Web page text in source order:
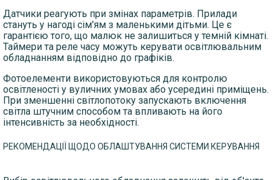
Датчики реагують при змінах параметрів. Прилади
стануть у нагоді сім'ям з маленькими дітьми. Це є
гарантією того, що малюк не залишиться у темній кімнаті.
Таймери та реле часу можуть керувати освітлювальним
обладнанням відповідно до графіків.
Фотоелементи використовуються для контролю
освітленості у вуличних умовах або усередині приміщень.
При зменшенні світлопотоку запускають включення
світла штучним способом та впливають на його
інтенсивність за необхідності.
РЕКОМЕНДАЦІЇ ЩОДО ОБЛАШТУВАННЯ СИСТЕМИ КЕРУВАННЯ